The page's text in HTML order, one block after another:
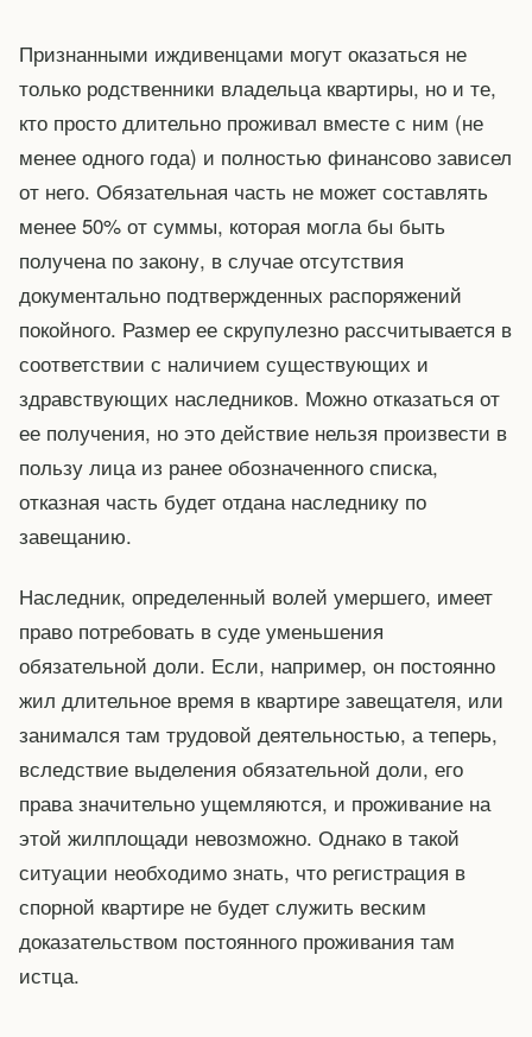
Признанными иждивенцами могут оказаться не
только родственники владельца квартиры, но и те,
кто просто длительно проживал вместе с ним (не
менее одного года) и полностью финансово зависел
от него. Обязательная часть не может составлять
менее 50% от суммы, которая могла бы быть
получена по закону, в случае отсутствия
документально подтвержденных распоряжений
покойного. Размер ее скрупулезно рассчитывается в
соответствии с наличием существующих и
здравствующих наследников. Можно отказаться от
ее получения, но это действие нельзя произвести в
пользу лица из ранее обозначенного списка,
отказная часть будет отдана наследнику по
завещанию.
Наследник, определенный волей умершего, имеет
право потребовать в суде уменьшения
обязательной доли. Если, например, он постоянно
жил длительное время в квартире завещателя, или
занимался там трудовой деятельностью, а теперь,
вследствие выделения обязательной доли, его
права значительно ущемляются, и проживание на
этой жилплощади невозможно. Однако в такой
ситуации необходимо знать, что регистрация в
спорной квартире не будет служить веским
доказательством постоянного проживания там
истца.